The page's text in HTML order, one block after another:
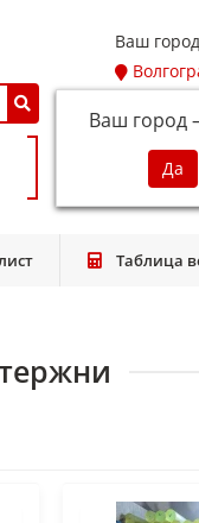
Ваш город
Ваш город
Таблица